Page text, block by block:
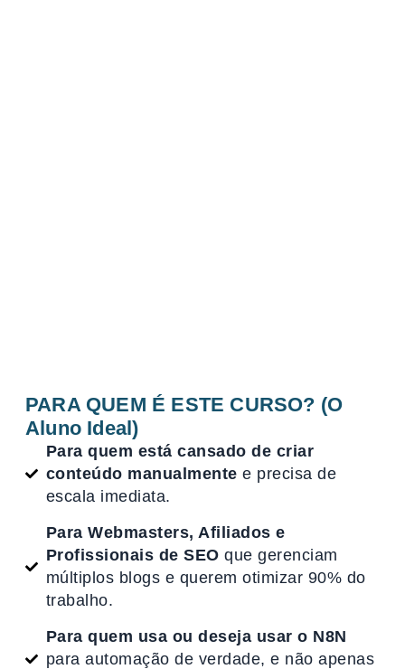
PARA QUEM É ESTE CURSO? (O
Aluno Ideal)
Para quem está cansado de criar
conteúdo manualmente e precisa de
escala imediata.
Para Webmasters, Afiliados e
Profissionais de SEO que gerenciam
múltiplos blogs e querem otimizar 90% do
trabalho.
Para quem usa ou deseja usar o N8N
para automação de verdade, e não apenas